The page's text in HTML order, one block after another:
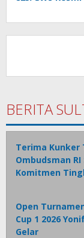
BERITA
Terima Kunker
Ombudsman
Komitmen
Open
Cup 1 2026
Gelar